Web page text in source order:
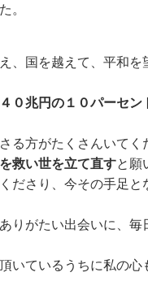
。
、国を越えて、平和を
０兆円の１０パーセン
る方がたくさんいてく
救い世を立て直すと願
ださり、今その手足と
りがたい出会いに、毎
いているうちに私の心